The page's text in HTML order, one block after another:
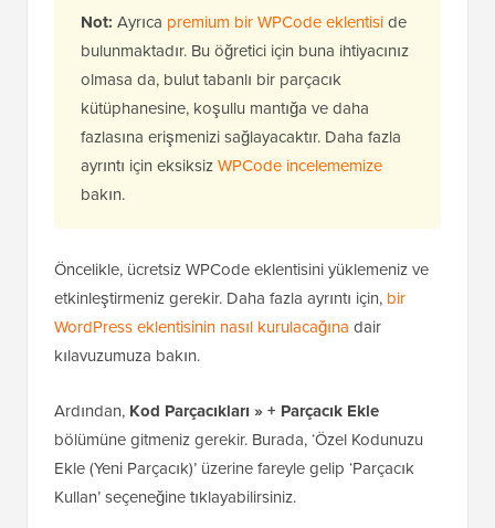
Not: Ayrıca premium bir WPCode eklentiside
bulunmaktadır. Bu öğretici için buna ihtiyacınız
olmasa da, bulut tabanlı bir parçacık
kütüphanesine, koşullu mantığa ve daha
fazlasına erişmenizi sağlayacaktır. Daha fazla
ayrıntı için eksiksizWPCode incelememize
bakın.
Öncelikle, ücretsiz WPCode eklentisini yüklemeniz ve
etkinleştirmeniz gerekir. Daha fazla ayrıntı için, bir
WordPress eklentisinin nasıl kurulacağına dair
kılavuzumuza bakın.
Ardından, Kod Parçacıkları » + Parçacık Ekle
bölümüne gitmeniz gerekir. Burada, ‘Özel Kodunuzu
Ekle (Yeni Parçacık)’ üzerine fareyle gelip ‘Parçacık
Kullan’ seçeneğine tıklayabilirsiniz.